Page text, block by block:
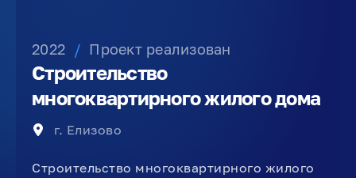
2022 / Проект реализован
Строительство
многоквартирного жилого дома
г. Елизово
Строительство многоквартирного жилого